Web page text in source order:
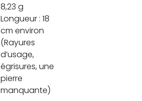
8,23 g
Longueur : 18
cm environ
(Rayures
d’usage,
égrisures, une
pierre
manquante)